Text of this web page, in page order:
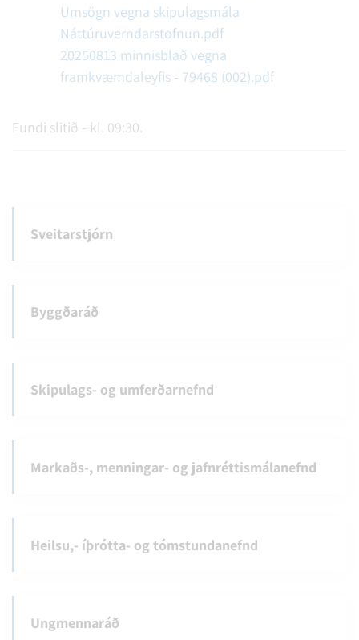
Umsögn vegna skipulagsmála
Náttúruverndarstofnun.pdf
20250813 minnisblað vegna
framkvæmdaleyfis - 79468 (002).pdf
Fundi slitið - kl. 09:30.
Sveitarstjórn
Byggðaráð
Skipulags- og umferðarnefnd
Markaðs-, menningar- og jafnréttismálanefnd
Heilsu,- íþrótta- og tómstundanefnd
Ungmennaráð